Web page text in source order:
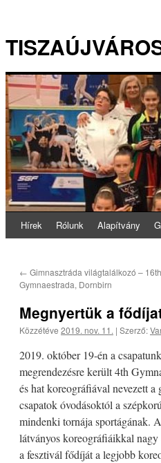
Hírek Rólunk Alapítvány
← Gimnasztráda világtalálkozó –
Gymnaestrada, Dornbirn
Megnyertük a
Közzétéve 2019. nov. 11. | Szerző:
2019. október 19-én a
megrendezésre került 4th
és hat koreográfiával nevezett
csapatok óvodásoktól a
mindenki tornája sportágának.
látványos koreográfiáikkal nagy
a fesztivál fődíját a legjobb